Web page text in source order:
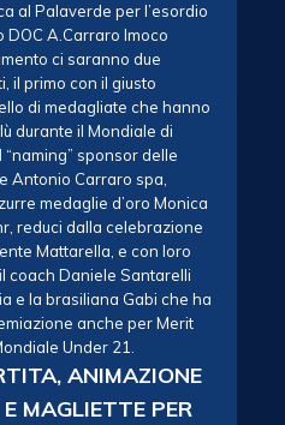
al Palaverde per l’esordio
A.Carraro Imoco
ci saranno due
il primo con il giusto
di medagliate che hanno
durante il Mondiale di
sponsor delle
Antonio Carraro spa,
medaglie d’oro Monica
reduci dalla celebrazione
Mattarella, e con loro
coach Daniele Santarelli
e la brasiliana Gabi che ha
anche per Merit
Under 21.
ANIMAZIONE
MAGLIETTE PER